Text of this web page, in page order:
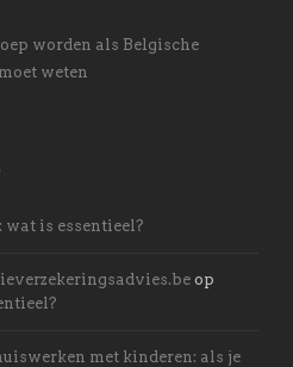
worden als Belgische
weten
wat is essentieel?
op
met kinderen: als je